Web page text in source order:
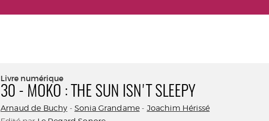
Livre numérique
30 - MOKO : THE SUN ISN'T SLEEPY
Arnaud de Buchy - Sonia Grandame - Joachim Hérissé